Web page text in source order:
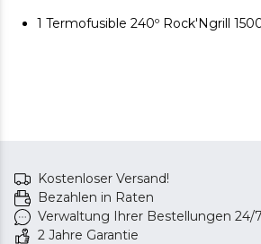
1 Termofusible 240º Rock'Ngrill
Kostenloser Versand!
Bezahlen in Raten
Verwaltung Ihrer Bestellungen 24/7
2 Jahre Garantie